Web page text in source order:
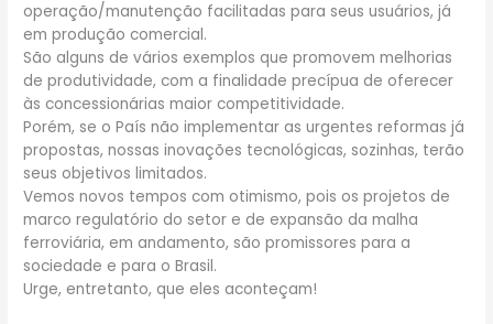
operação/manutenção facilitadas para seus usuários, já
em produção comercial.
São alguns de vários exemplos que promovem melhorias
de produtividade, com a finalidade precípua de oferecer
às concessionárias maior competitividade.
Porém, se o País não implementar as urgentes reformas já
propostas, nossas inovações tecnológicas, sozinhas, terão
seus objetivos limitados.
Vemos novos tempos com otimismo, pois os projetos de
marco regulatório do setor e de expansão da malha
ferroviária, em andamento, são promissores para a
sociedade e para o Brasil.
Urge, entretanto, que eles aconteçam!